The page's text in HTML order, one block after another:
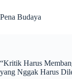
to
content
Pena Budaya
“Kritik Harus
yang Nggak Harus